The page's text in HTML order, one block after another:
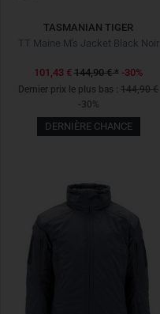
TASMANIAN TIGER
TT Maine M's Jacket Black Noir
101,43 € 144,90 €* -30%
Dernier prix le plus bas : 144,90 €
-30%
DERNIÈRE CHANCE